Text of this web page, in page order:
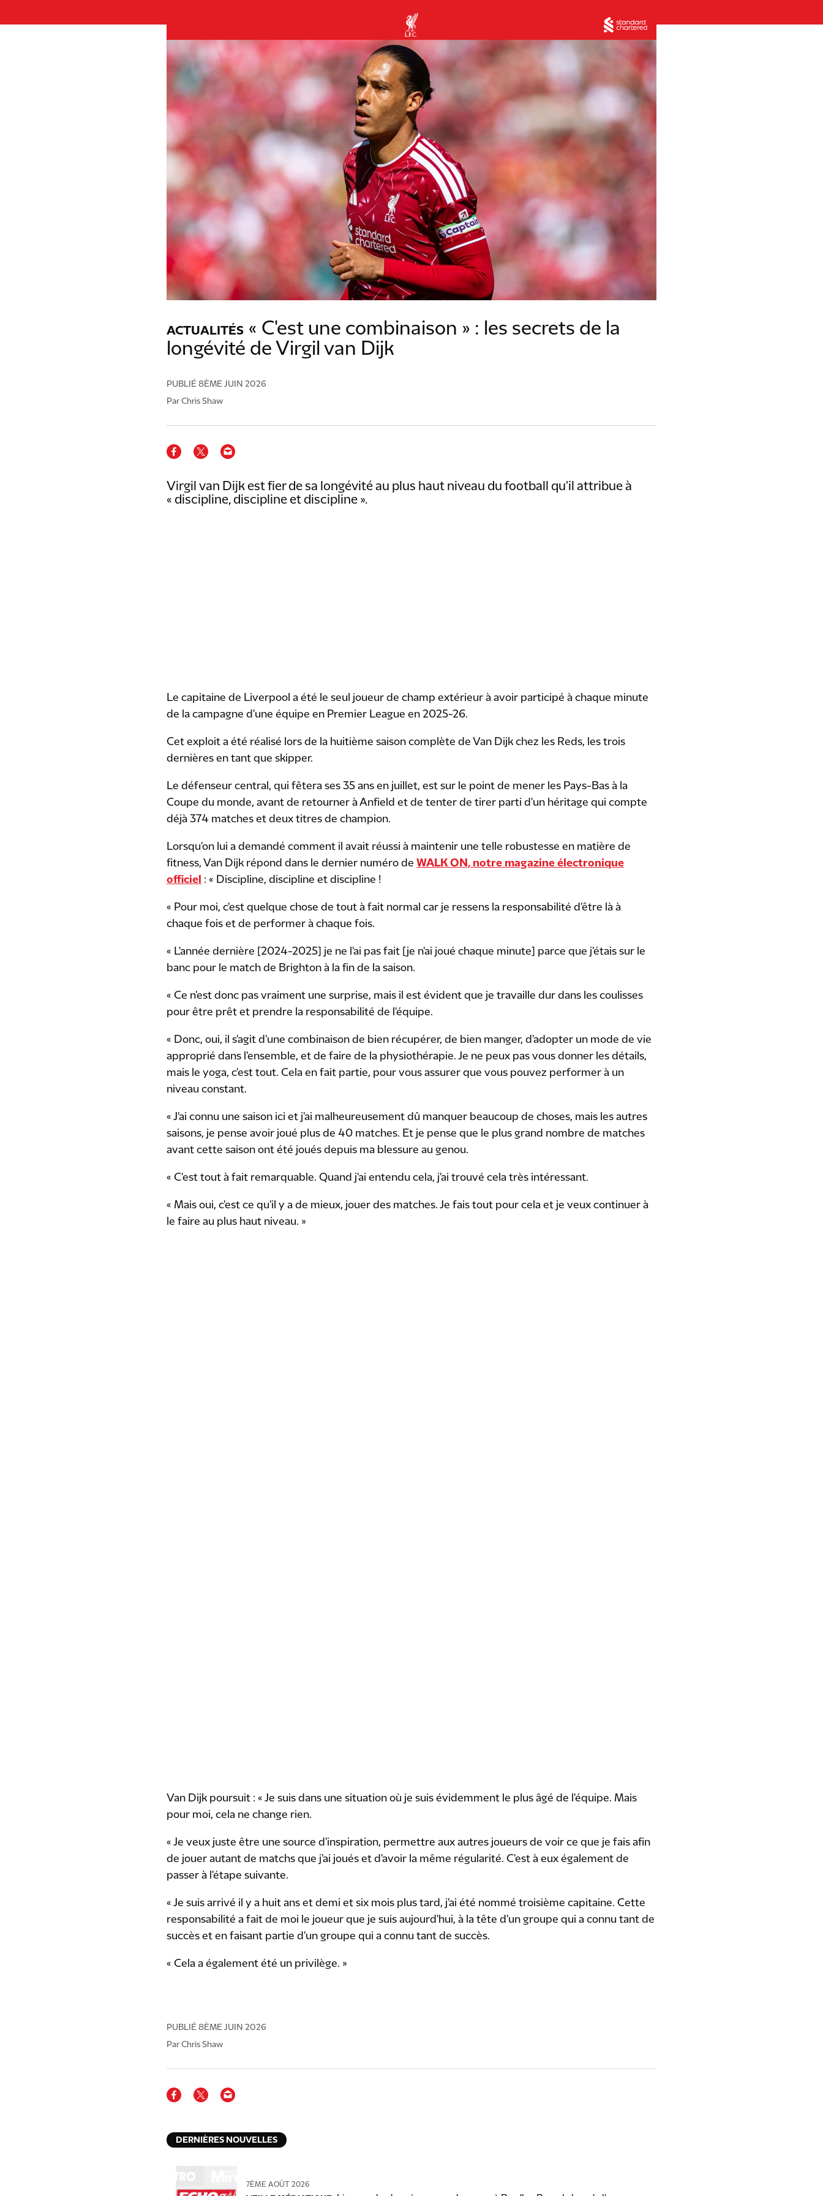
ACTUALITÉS « C'est une combinaison » : les secrets de la
longévité de Virgil van Dijk
PUBLIÉ 8ÈME JUIN 2026
Par Chris Shaw
Virgil van Dijk est fier de sa longévité au plus haut niveau du football qu'il attribue à
« discipline, discipline et discipline ».
Le capitaine de Liverpool a été le seul joueur de champ extérieur à avoir participé à chaque minute
de la campagne d'une équipe en Premier League en 2025-26.
Cet exploit a été réalisé lors de la huitième saison complète de Van Dijk chez les Reds, les trois
dernières en tant que skipper.
Le défenseur central, qui fêtera ses 35 ans en juillet, est sur le point de mener les Pays-Bas à la
Coupe du monde, avant de retourner à Anfield et de tenter de tirer parti d'un héritage qui compte
déjà 374 matches et deux titres de champion.
Lorsqu'on lui a demandé comment il avait réussi à maintenir une telle robustesse en matière de
fitness, Van Dijk répond dans le dernier numéro de WALK ON, notre magazine électronique
officiel : « Discipline, discipline et discipline !
« Pour moi, c'est quelque chose de tout à fait normal car je ressens la responsabilité d'être là à
chaque fois et de performer à chaque fois.
« L'année dernière [2024-2025] je ne l'ai pas fait [je n'ai joué chaque minute] parce que j'étais sur le
banc pour le match de Brighton à la fin de la saison.
« Ce n'est donc pas vraiment une surprise, mais il est évident que je travaille dur dans les coulisses
pour être prêt et prendre la responsabilité de l'équipe.
« Donc, oui, il s'agit d'une combinaison de bien récupérer, de bien manger, d'adopter un mode de vie
approprié dans l'ensemble, et de faire de la physiothérapie. Je ne peux pas vous donner les détails,
mais le yoga, c'est tout. Cela en fait partie, pour vous assurer que vous pouvez performer à un
niveau constant.
« J'ai connu une saison ici et j'ai malheureusement dû manquer beaucoup de choses, mais les autres
saisons, je pense avoir joué plus de 40 matches. Et je pense que le plus grand nombre de matches
avant cette saison ont été joués depuis ma blessure au genou.
« C'est tout à fait remarquable. Quand j'ai entendu cela, j'ai trouvé cela très intéressant.
« Mais oui, c'est ce qu'il y a de mieux, jouer des matches. Je fais tout pour cela et je veux continuer à
le faire au plus haut niveau. »
Van Dijk poursuit : « Je suis dans une situation où je suis évidemment le plus âgé de l'équipe. Mais
pour moi, cela ne change rien.
« Je veux juste être une source d'inspiration, permettre aux autres joueurs de voir ce que je fais afin
de jouer autant de matchs que j'ai joués et d'avoir la même régularité. C'est à eux également de
passer à l'étape suivante.
« Je suis arrivé il y a huit ans et demi et six mois plus tard, j'ai été nommé troisième capitaine. Cette
responsabilité a fait de moi le joueur que je suis aujourd'hui, à la tête d'un groupe qui a connu tant de
succès et en faisant partie d'un groupe qui a connu tant de succès.
« Cela a également été un privilège. »
PUBLIÉ 8ÈME JUIN 2026
Par Chris Shaw
DERNIÈRES NOUVELLES
7ÈME AOÛT 2026